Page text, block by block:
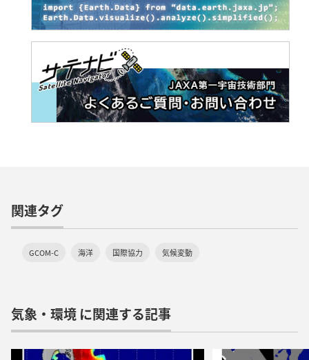
関連タグ
GCOM-C 海洋 国際協力 気候変動
気象・環境 に関連する記事